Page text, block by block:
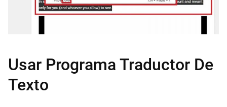
Usar Programa Traductor De
Texto